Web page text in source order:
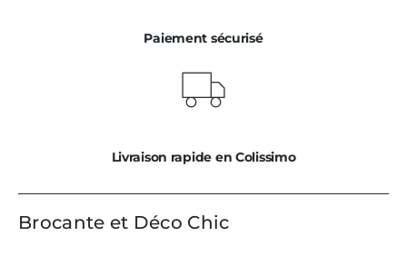
Paiement sécurisé
Livraison rapide en Colissimo
Brocante et Déco Chic